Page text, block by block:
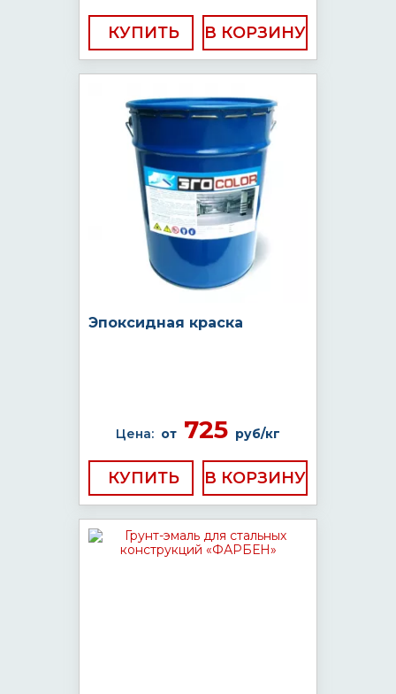
КУПИТЬ
Эпоксидная краска
Цена: от 725 руб/кг
КУПИТЬ